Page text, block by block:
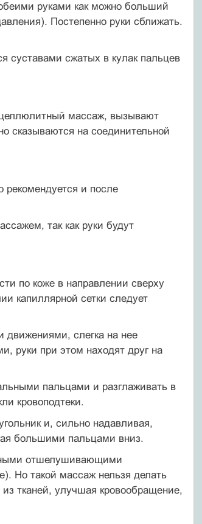
руками как можно больший
Постепенно руки сближать.
суставами сжатых в кулак пальцев
массаж, вызывают
сказываются на соединительной
и после
так как руки будут
по коже в направлении сверху
капиллярной сетки следует
движениями, слегка на нее
руки при этом находят друг на
пальцами и разглаживать в
кровоподтеки.
и, сильно надавливая,
большими пальцами вниз.
отшелушивающими
Но такой массаж нельзя делать
тканей, улучшая кровообращение,